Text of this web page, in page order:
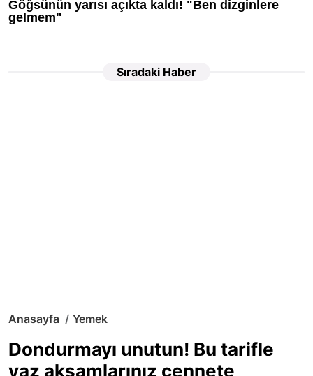
Sıradaki Haber
Anasayfa Yemek
Dondurmayı unutun! Bu tarifle
yaz akşamlarınız cennete